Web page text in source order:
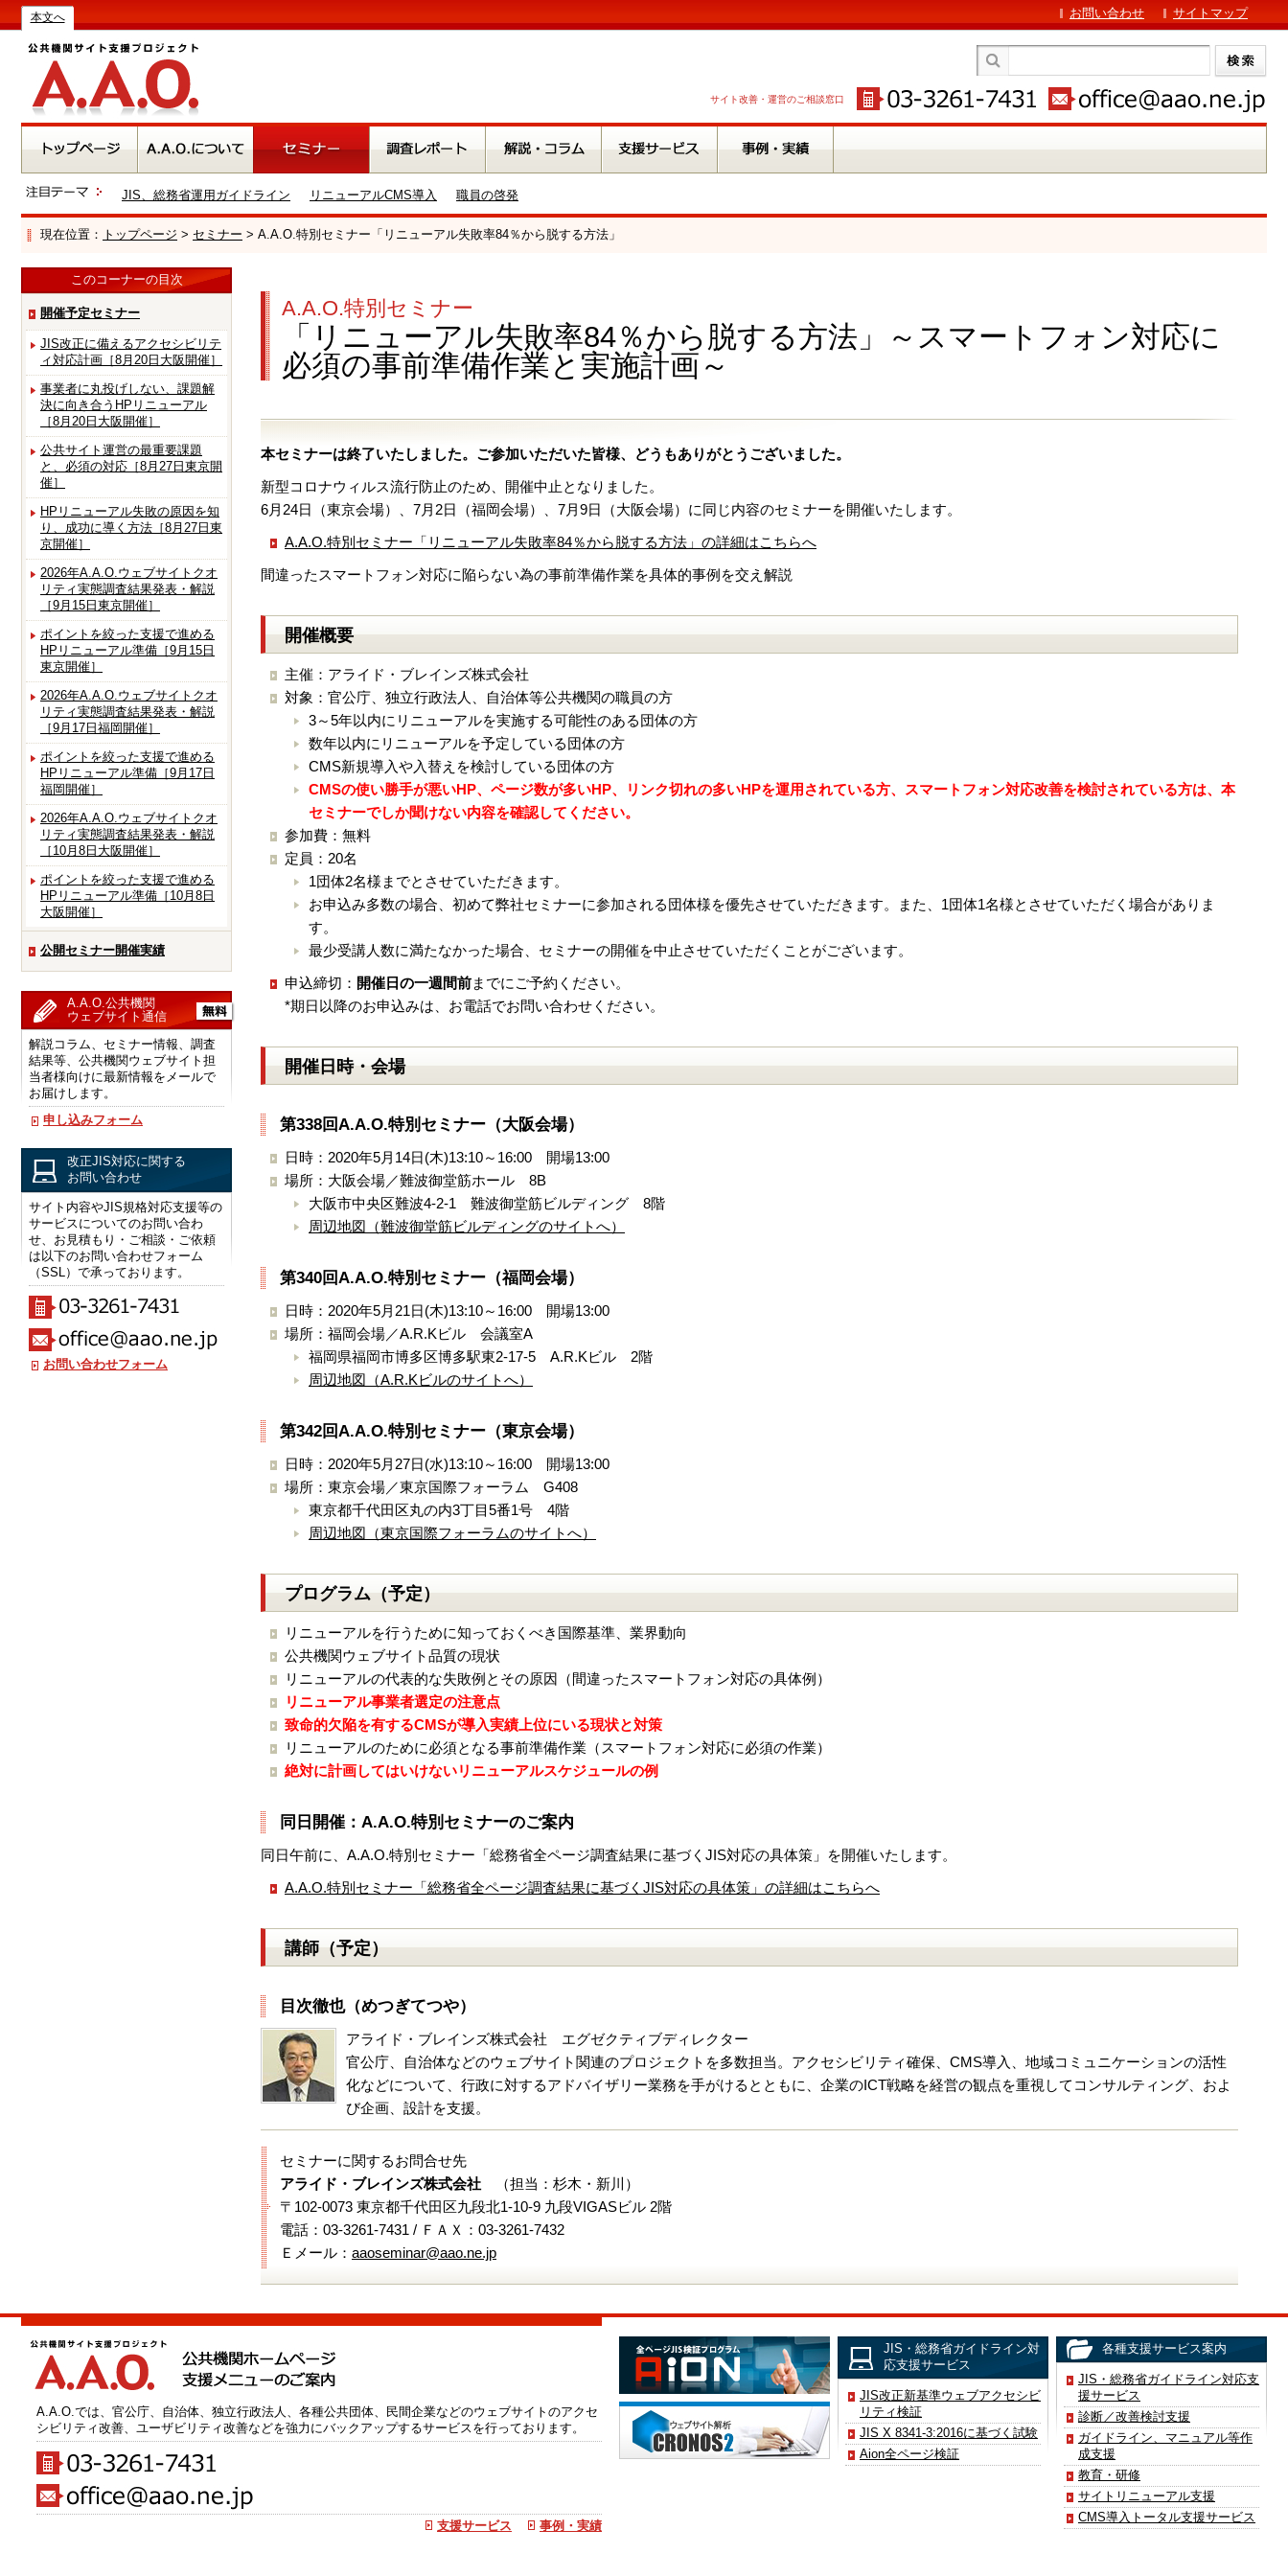
本文へ お問い合わせ サイトマップ
サイト改善・運営のご相談窓口
JIS、総務省運用ガイドライン リニューアルCMS導入 職員の啓発
現在位置： トップページ > セミナー > A.A.O.特別セミナー「リニューアル失敗率84％から脱する方法」
このコーナーの目次
開催予定セミナー
JIS改正に備えるアクセシビリテ
ィ対応計画［8月20日大阪開催］
事業者に丸投げしない、課題解
決に向き合うHPリニューアル
［8月20日大阪開催］
公共サイト運営の最重要課題
と、必須の対応［8月27日東京開
催］
HPリニューアル失敗の原因を知
り、成功に導く方法［8月27日東
京開催］
2026年A.A.O.ウェブサイトクオ
リティ実態調査結果発表・解説
［9月15日東京開催］
ポイントを絞った支援で進める
HPリニューアル準備［9月15日
東京開催］
2026年A.A.O.ウェブサイトクオ
リティ実態調査結果発表・解説
［9月17日福岡開催］
ポイントを絞った支援で進める
HPリニューアル準備［9月17日
福岡開催］
2026年A.A.O.ウェブサイトクオ
リティ実態調査結果発表・解説
［10月8日大阪開催］
ポイントを絞った支援で進める
HPリニューアル準備［10月8日
大阪開催］
公開セミナー開催実績
A.A.O.公共機関
ウェブサイト通信
解説コラム、セミナー情報、調査
結果等、公共機関ウェブサイト担
当者様向けに最新情報をメールで
お届けします。
申し込みフォーム
改正JIS対応に関する
お問い合わせ
サイト内容やJIS規格対応支援等の
サービスについてのお問い合わ
せ、お見積もり・ご相談・ご依頼
は以下のお問い合わせフォーム
（SSL）で承っております。
お問い合わせフォーム
A.A.O.特別セミナー
「リニューアル失敗率84％から脱する方法」～スマートフォン対応に
必須の事前準備作業と実施計画～
本セミナーは終了いたしました。ご参加いただいた皆様、どうもありがとうございました。
新型コロナウィルス流行防止のため、開催中止となりました。
6月24日（東京会場）、7月2日（福岡会場）、7月9日（大阪会場）に同じ内容のセミナーを開催いたします。
A.A.O.特別セミナー「リニューアル失敗率84％から脱する方法」の詳細はこちらへ
間違ったスマートフォン対応に陥らない為の事前準備作業を具体的事例を交え解説
開催概要
主催：アライド・ブレインズ株式会社
対象：官公庁、独立行政法人、自治体等公共機関の職員の方
3～5年以内にリニューアルを実施する可能性のある団体の方
数年以内にリニューアルを予定している団体の方
CMS新規導入や入替えを検討している団体の方
CMSの使い勝手が悪いHP、ページ数が多いHP、リンク切れの多いHPを運用されている方、スマートフォン対応改善を検討されている方は、本
セミナーでしか聞けない内容を確認してください。
参加費：無料
定員：20名
1団体2名様までとさせていただきます。
お申込み多数の場合、初めて弊社セミナーに参加される団体様を優先させていただきます。また、1団体1名様とさせていただく場合がありま
す。
最少受講人数に満たなかった場合、セミナーの開催を中止させていただくことがございます。
申込締切： 開催日の一週間前までにご予約ください。
*期日以降のお申込みは、お電話でお問い合わせください。
開催日時・会場
第338回A.A.O.特別セミナー（大阪会場）
日時：2020年5月14日(木)13:10～16:00 開場13:00
場所：大阪会場／難波御堂筋ホール 8B
大阪市中央区難波4-2-1 難波御堂筋ビルディング 8階
周辺地図（難波御堂筋ビルディングのサイトへ）
第340回A.A.O.特別セミナー（福岡会場）
日時：2020年5月21日(木)13:10～16:00 開場13:00
場所：福岡会場／A.R.Kビル 会議室A
福岡県福岡市博多区博多駅東2-17-5 A.R.Kビル 2階
周辺地図（A.R.Kビルのサイトへ）
第342回A.A.O.特別セミナー（東京会場）
日時：2020年5月27日(水)13:10～16:00 開場13:00
場所：東京会場／東京国際フォーラム G408
東京都千代田区丸の内3丁目5番1号 4階
周辺地図（東京国際フォーラムのサイトへ）
プログラム（予定）
リニューアルを行うために知っておくべき国際基準、業界動向
公共機関ウェブサイト品質の現状
リニューアルの代表的な失敗例とその原因（間違ったスマートフォン対応の具体例）
リニューアル事業者選定の注意点
致命的欠陥を有するCMSが導入実績上位にいる現状と対策
リニューアルのために必須となる事前準備作業（スマートフォン対応に必須の作業）
絶対に計画してはいけないリニューアルスケジュールの例
同日開催：A.A.O.特別セミナーのご案内
同日午前に、A.A.O.特別セミナー「総務省全ページ調査結果に基づくJIS対応の具体策」を開催いたします。
A.A.O.特別セミナー「総務省全ページ調査結果に基づくJIS対応の具体策」の詳細はこちらへ
講師（予定）
目次徹也（めつぎてつや）
アライド・ブレインズ株式会社 エグゼクティブディレクター
官公庁、自治体などのウェブサイト関連のプロジェクトを多数担当。アクセシビリティ確保、CMS導入、地域コミュニケーションの活性
化などについて、行政に対するアドバイザリー業務を手がけるとともに、企業のICT戦略を経営の観点を重視してコンサルティング、およ
び企画、設計を支援。
セミナーに関するお問合せ先
アライド・ブレインズ株式会社 （担当：杉木・新川）
〒102-0073 東京都千代田区九段北1-10-9 九段VIGASビル 2階
電話：03-3261-7431 / ＦＡＸ：03-3261-7432
Ｅメール： aaoseminar@aao.ne.jp
A.A.O.では、官公庁、自治体、独立行政法人、各種公共団体、民間企業などのウェブサイトのアクセ
シビリティ改善、ユーザビリティ改善などを強力にバックアップするサービスを行っております。
支援サービス 事例・実績
JIS・総務省ガイドライン対
応支援サービス
JIS改正新基準ウェブアクセシビ
リティ検証
JIS X 8341-3:2016に基づく試験
Aion全ページ検証
各種支援サービス案内
JIS・総務省ガイドライン対応支
援サービス
診断／改善検討支援
ガイドライン、マニュアル等作
成支援
教育・研修
サイトリニューアル支援
CMS導入トータル支援サービス